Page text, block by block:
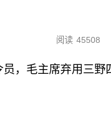
阅读 45508
员，毛主席弃用三野